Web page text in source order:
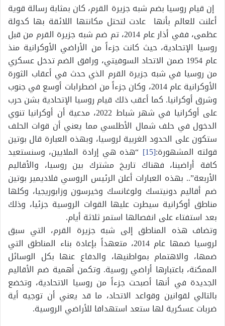
إن قيام روسيا بضم شبه جزيرة القرم، كان بمثابة رسالة قوية
أعلنت للعالم بأنها عادت لتحتل مكانتها اللائقة بها كدولة
عظمى، ففي أذار عام 2014، تم ضم شبه جزيرة القرم من قبل
روسيا الإتحادية، حيث كانت جزءاً من الأراضي الأوكرانية منذ
عام 1954 ضمن الاتحاد السوفيتي، ورافق الضم تدخل عسكري
من روسيا في شبه جزيرة القرم الذي حدث في أعقاب الثورة
الأوكرانية عام 2014، وكان جزءاً من اضطرابات أوسع في جنوب
وشرق أوكرانيا. كما أعقب ذلك قيام روسيا الإتحادية بشن حرب
على أوكرانيا في شهر شباط 2022، مدعية أن أوكرانيا تنوي
الدخول في حلف شمال الأطلسي مما يعني أن قوات الحلف
ستكون على الحدود الغربية لروسيا، وبهذه العبارة قال بوتين
قولته المشهورة:[15]
“هذه هي إرادة الملايين، وسنستعيد
كافة أراضينا، فهناك تاريخ مشترك بين روسيا، والأقاليم
الأربعة”.. بهذه العبارات أعلن الرئيس الروسي فلاديمير بوتين
ضم أقاليم دونيتسك ولوغانسك وخيرسون وزابوريجيا، وكلها
مناطق أوكرانية سيطرت عليها القوات الروسية جزئيا، وذلك
بعد استفتاء على انفصالها استمر ثلاثة أيام.
وتضاف هذه المناطق إلى شبه جزيرة القرم، التي سبق
لروسيا ضمها عام 2014، متعهداً بإعادة بناء المناطق التي
ضمها، والاهتمام بمواطنيها، والدفاع عنها بكل الوسائل
الممكنة، باعتبارها أراضي روسية. وتكمن أهمية ضم الأقاليم
الجديدة في أنها أصبحت جزءاً من روسيا الاتحادية، وتخضع
بالتالي لقوانين وقواعد الاتحاد، ما قد يعني أن توجيه أية
ضربات عسكرية لها ستعد استهدافا للأراضي الروسية.